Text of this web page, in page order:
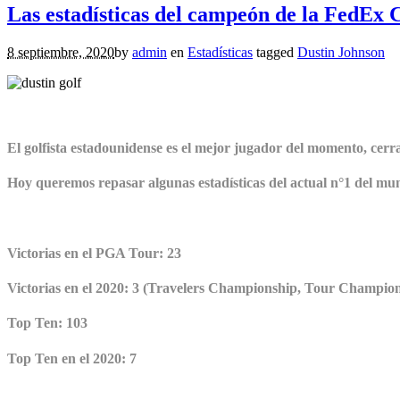
Las estadísticas del campeón de la FedEx
8 septiembre, 2020by admin en Estadísticas tagged Dustin Johnson
El golfista estadounidense es el mejor jugador del momento,
Hoy queremos repasar algunas estadísticas del actual n°1 del
Victorias en el PGA Tour: 23
Victorias en el 2020: 3 (Travelers Championship, Tour
Top Ten: 103
Top Ten en el 2020: 7